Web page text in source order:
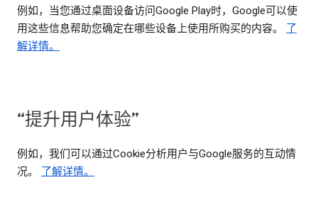
例如，当您通过桌面设备访问Google Play时，Google可以使
用这些信息帮助您确定在哪些设备上使用所购买的内容。 了
解详情。
“提升用户体验”
例如，我们可以通过Cookie分析用户与Google服务的互动情
况。 了解详情。